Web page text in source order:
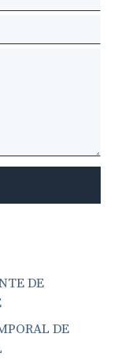
DE
DE